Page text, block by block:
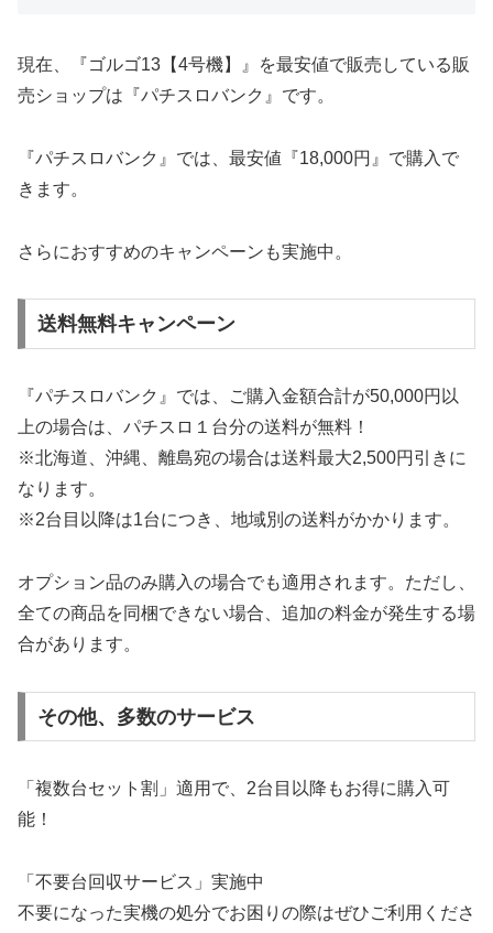
現在、『ゴルゴ13【4号機】』を最安値で販売している販
売ショップは『パチスロバンク』です。
『パチスロバンク』では、最安値『18,000円』で購入で
きます。
さらにおすすめのキャンペーンも実施中。
送料無料キャンペーン
『パチスロバンク』では、ご購入金額合計が50,000円以
上の場合は、パチスロ１台分の送料が無料！
※北海道、沖縄、離島宛の場合は送料最大2,500円引きに
なります。
※2台目以降は1台につき、地域別の送料がかかります。
オプション品のみ購入の場合でも適用されます。ただし、
全ての商品を同梱できない場合、追加の料金が発生する場
合があります。
その他、多数のサービス
「複数台セット割」適用で、2台目以降もお得に購入可
能！
「不要台回収サービス」実施中
不要になった実機の処分でお困りの際はぜひご利用くださ